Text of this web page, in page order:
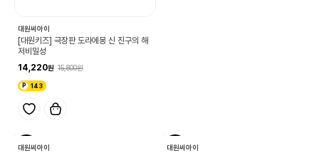
대원씨아이
[대원키즈] 극장판 도라에몽 신 진구의 해
저비밀성
14,220
15,800
143
10
대원씨아이 10
대원씨아이